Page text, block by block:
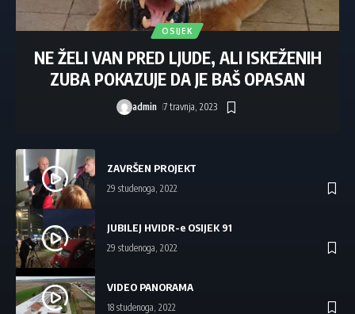
OSIJEK
NE ŽELI VAN PRED LJUDE, ALI ISKEŽENIH
ZUBA POKAZUJE DA JE BAŠ OPASAN
admin 7 travnja, 2023
ZAVRŠEN PROJEKT
29 studenoga, 2022
JUBILEJ HVIDR-e OSIJEK 91
29 studenoga, 2022
VIDEO PANORAMA
18 studenoga, 2022